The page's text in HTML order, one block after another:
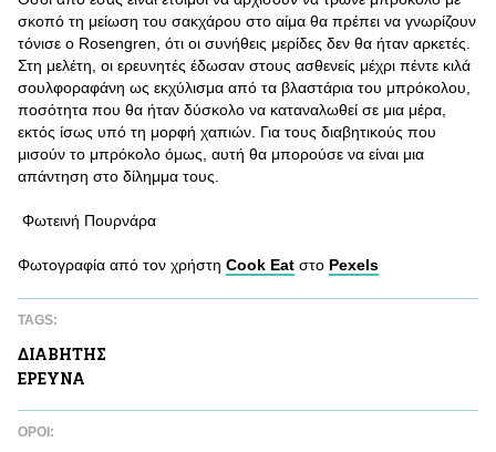
σκοπό τη μείωση του σακχάρου στο αίμα θα πρέπει να γνωρίζουν
τόνισε ο Rosengren, ότι οι συνήθεις μερίδες δεν θα ήταν αρκετές.
Στη μελέτη, οι ερευνητές έδωσαν στους ασθενείς μέχρι πέντε κιλά
σουλφοραφάνη ως εκχύλισμα από τα βλαστάρια του μπρόκολου,
ποσότητα που θα ήταν δύσκολο να καταναλωθεί σε μια μέρα,
εκτός ίσως υπό τη μορφή χαπιών. Για τους διαβητικούς που
μισούν το μπρόκολο όμως, αυτή θα μπορούσε να είναι μια
απάντηση στο δίλημμα τους.
Φωτεινή Πουρνάρα
Φωτογραφία από τον χρήστη Cook Eat στο Pexels
TAGS:
ΔΙΑΒΗΤΗΣ
ΕΡΕΥΝΑ
ΌΡΟΙ: